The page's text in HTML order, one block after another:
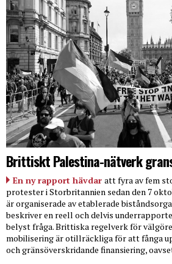
Brittiskt Palestina-nätverk
En ny rapport hävdar att fyra av fem
protester i Storbritannien sedan den 7
är organiserade av etablerade
beskriver en reell och delvis
belyst fråga. Brittiska regelverk för
mobilisering är otillräckliga för att fånga
och gränsöverskridande finansiering,